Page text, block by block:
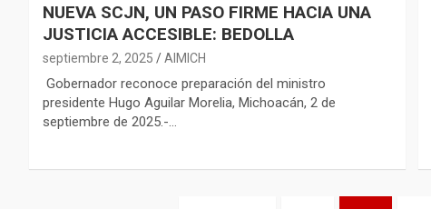
NUEVA SCJN, UN PASO FIRME HACIA UNA
JUSTICIA ACCESIBLE: BEDOLLA
septiembre 2, 2025 AIMICH
⁠ ⁠Gobernador reconoce preparación del ministro
presidente Hugo Aguilar Morelia, Michoacán, 2 de
septiembre de 2025.-…